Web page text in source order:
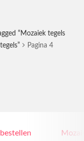
“Mozaiek tegels
Pagina 4